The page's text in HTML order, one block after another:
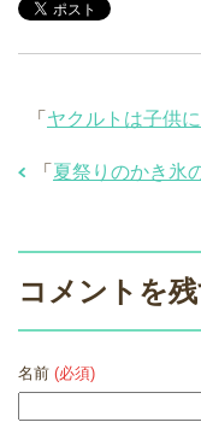
「 ヤクルトは子供
「 夏祭りのかき氷
コメントを
名前 (必須)